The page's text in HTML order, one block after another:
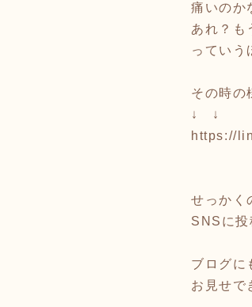
痛いのか
あれ？も
ってい
その時の
↓ ↓
https://
せっかく
SNSに投
ブログに
お見せで